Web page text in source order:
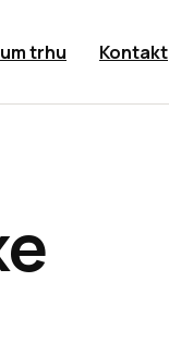
trhu Kontakt